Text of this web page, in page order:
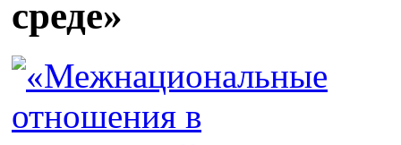
среде»